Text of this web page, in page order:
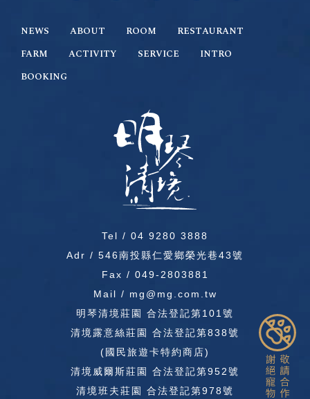
NEWS ABOUT ROOM
RESTAURANT
FARM
ACTIVITY SERVICE
INTRO
BOOKING
Tel / 04 9280 3888
Adr / 546南投縣仁愛鄉榮光巷43號
Fax / 049-2803881
Mail / mg@mg.com.tw
明琴清境莊園 合法登記第101號
清境露意絲莊園 合法登記第838號
(國民旅遊卡特約商店)
清境威爾斯莊園 合法登記第952號
清境班夫莊園 合法登記第978號